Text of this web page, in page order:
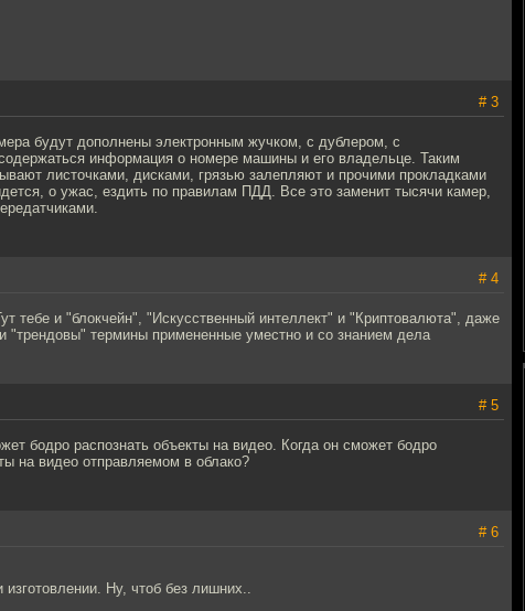
# 3
будут дополнены электронным жучком, с дублером, с
информация о номере машины и его владельце. Таким
листочками, дисками, грязью залепляют и прочими прокладками
о ужас, ездить по правилам ПДД. Все это заменит тысячи камер,
# 4
тебе и "блокчейн", "Искусственный интеллект" и "Криптовалюта", даже
"трендовы" термины примененные уместно и со знанием дела
# 5
бодро распознать объекты на видео. Когда он сможет бодро
на видео отправляемом в облако?
# 6
Ну, чтоб без лишних..